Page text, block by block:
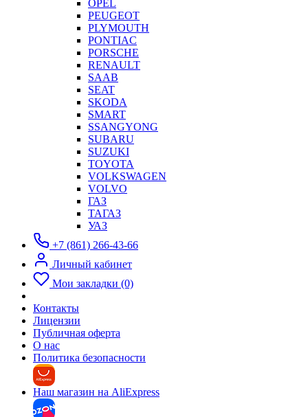
OPEL
PEUGEOT
PLYMOUTH
PONTIAC
PORSCHE
RENAULT
SAAB
SEAT
SKODA
SMART
SSANGYONG
SUBARU
SUZUKI
TOYOTA
VOLKSWAGEN
VOLVO
ГАЗ
ТАГАЗ
УАЗ
+7 (861) 266-43-66
Личный кабинет
Мои закладки (0)
Контакты
Лицензии
Публичная оферта
О нас
Политика безопасности
Наш магазин на AliExpress